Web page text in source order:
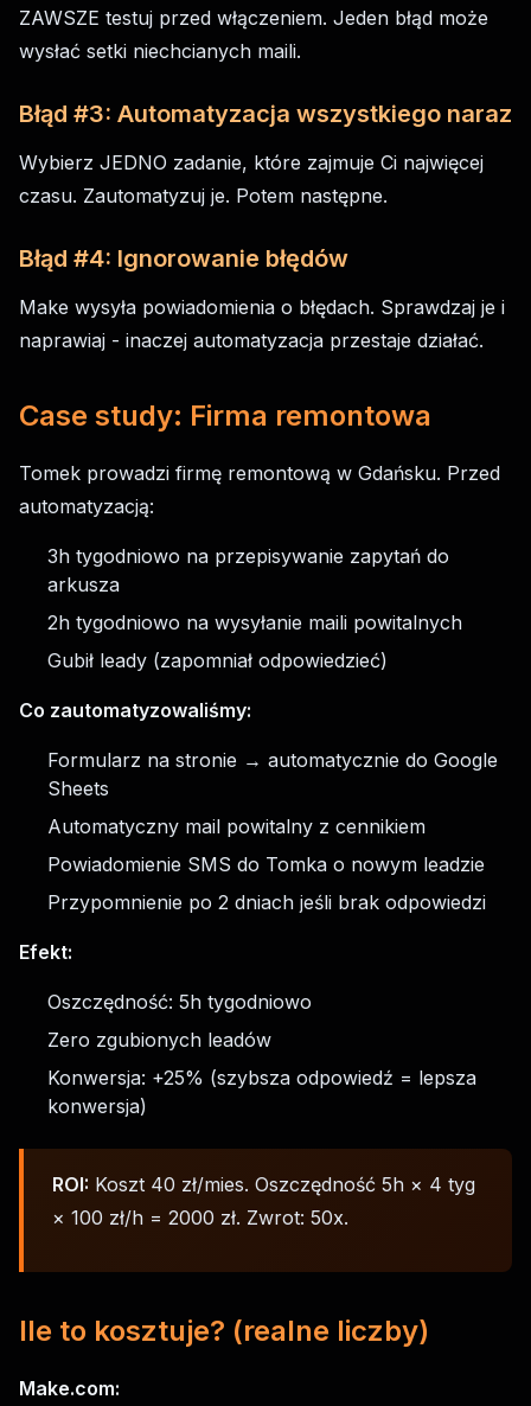
ZAWSZE testuj przed włączeniem. Jeden błąd może
wysłać setki niechcianych maili.
Błąd #3: Automatyzacja wszystkiego naraz
Wybierz JEDNO zadanie, które zajmuje Ci najwięcej
czasu. Zautomatyzuj je. Potem następne.
Błąd #4: Ignorowanie błędów
Make wysyła powiadomienia o błędach. Sprawdzaj je i
naprawiaj - inaczej automatyzacja przestaje działać.
Case study: Firma remontowa
Tomek prowadzi firmę remontową w Gdańsku. Przed
automatyzacją:
3h tygodniowo na przepisywanie zapytań do
arkusza
2h tygodniowo na wysyłanie maili powitalnych
Gubił leady (zapomniał odpowiedzieć)
Co zautomatyzowaliśmy:
Formularz na stronie → automatycznie do Google
Sheets
Automatyczny mail powitalny z cennikiem
Powiadomienie SMS do Tomka o nowym leadzie
Przypomnienie po 2 dniach jeśli brak odpowiedzi
Efekt:
Oszczędność: 5h tygodniowo
Zero zgubionych leadów
Konwersja: +25% (szybsza odpowiedź = lepsza
konwersja)
ROI: Koszt 40 zł/mies. Oszczędność 5h × 4 tyg
× 100 zł/h = 2000 zł. Zwrot: 50x.
Ile to kosztuje? (realne liczby)
Make.com: